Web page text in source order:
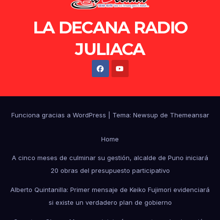
LA DECANA RADIO
JULIACA
Funciona gracias a WordPress Tema: Newsup de Themeansar
Home
A cinco meses de culminar su gestión, alcalde de Puno iniciará
20 obras del presupuesto participativo
Alberto Quintanilla: Primer mensaje de Keiko Fujimori evidenciará
si existe un verdadero plan de gobierno